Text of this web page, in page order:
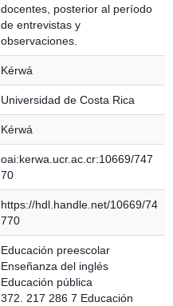
docentes, posterior al período
de entrevistas y
observaciones.
Kérwá
Universidad de Costa Rica
Kérwá
oai:kerwa.ucr.ac.cr:10669/747
70
https://hdl.handle.net/10669/74
770
Educación preescolar
Enseñanza del inglés
Educación pública
372. 217 286 7 Educación